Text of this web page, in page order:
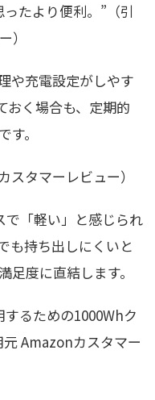
たより便利。”（引
）
や充電設定がしやす
おく場合も、定期的
。
スタマーレビュー）
で「軽い」と感じられ
も持ち出しにくいと
度に直結します。
るための1000Whク
Amazonカスタマー